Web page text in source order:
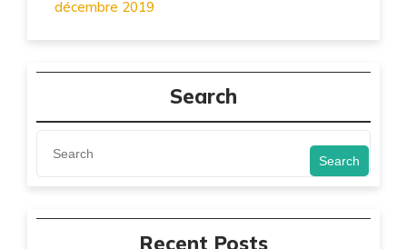
décembre 2019
Search
Search
Recent Posts